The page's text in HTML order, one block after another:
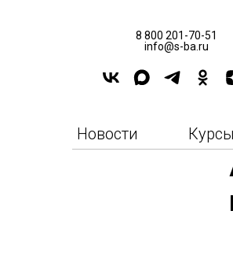
8 800 201-70-51
info@s-ba.ru
Новости Курсы